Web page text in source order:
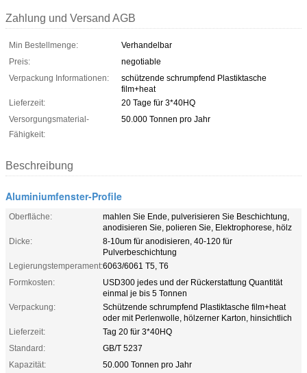
Zahlung und Versand AGB
Min Bestellmenge:
Verhandelbar
Preis:
negotiable
Verpackung Informationen:
schützende schrumpfend Plastiktasche
film+heat
Lieferzeit:
20 Tage für 3*40HQ
Versorgungsmaterial-
Fähigkeit:
50.000 Tonnen pro Jahr
Beschreibung
Aluminiumfenster-Profile
Oberfläche:
mahlen Sie Ende, pulverisieren Sie Beschichtung,
anodisieren Sie, polieren Sie, Elektrophorese, hölz
Dicke:
8-10um für anodisieren, 40-120 für
Pulverbeschichtung
Legierungstemperament:6063/6061 T5, T6
Formkosten:
USD300 jedes und der Rückerstattung Quantität
einmal je bis 5 Tonnen
Verpackung:
Schützende schrumpfend Plastiktasche film+heat
oder mit Perlenwolle, hölzerner Karton, hinsichtlich
Lieferzeit:
Tag 20 für 3*40HQ
Standard:
GB/T 5237
Kapazität:
50.000 Tonnen pro Jahr